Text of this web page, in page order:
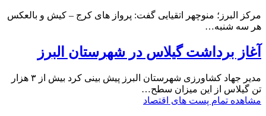
مرکز البرز؛ منوچهر اتقیایی گفت: پرواز های کرج – کیش و بالعکس
هر سه شنبه…
آغاز برداشت گیلاس در شهرستان البرز
مدیر جهاد کشاورزی شهرستان البرز پیش بینی کرد بیش از ۳ هزار
تن گیلاس از این میزان سطح…
مشاهده تمام پست های اقتصاد